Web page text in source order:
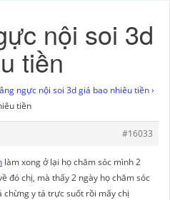
nội soi 3d
tiền
ngực nội soi 3d giá bao nhiêu tiền›
tiền
#16033
làm xong ở lại họ chăm sóc mình 2
đó chị, mà thấy 2 ngày họ chăm sóc
chừng y tá trực suốt rồi mấy chị